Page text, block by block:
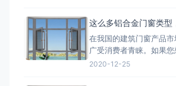
杂质少、耐腐蚀性和抗氧
铝合金门窗价格也取决
艺的推行，必须有良好的
这么多铝合金门窗类型
在我国的建筑门窗产品
广受消费者青睐。如果
窗，最好先了解一下铝合
2020-12-25